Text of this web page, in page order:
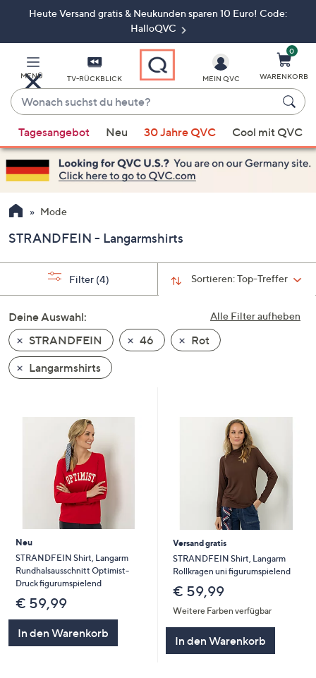
ZumHeute Versand gratis & Neukunden sparen 10 Euro! Code:
HalloQVC
MENÜ TV-RÜCKBLICK
Wonach
suchst
du
heute?
Vorschläge
verfügbar
sind,
verwenden
Sie
Pfeiltasten
nach
und
nach
unten
oder
wischen
Sie
diese
anzuzeigen.
MEIN QVC
0
WARENKORB
Tagesangebot Neu 30 Jahre QVC Cool mit QVC
Mode
STRANDFEIN - Langarmshirts
Sortieren:Top-Treffer
Filter (4)
Alle Filter aufheben
Deine Auswahl:
STRANDFEIN
46
Rot
Langarmshirts
Neu
STRANDFEIN Shirt, Langarm
Rundhalsausschnitt Optimist-
Druck figurumspielend
€ 59,99
In den Warenkorb
Versand gratis
STRANDFEIN Shirt, Langarm
Rollkragen uni figurumspielend
€ 59,99
Weitere Farben verfügbar
In den Warenkorb